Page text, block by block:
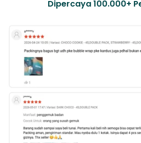
Dipercaya 100.000+